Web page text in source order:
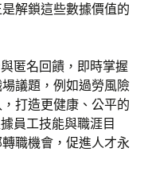
解鎖這些數據價值的
匿名回饋，即時掌握
議題，例如過勞風險
打造更健康、公平的
員工技能與職涯目
職機會，促進人才永